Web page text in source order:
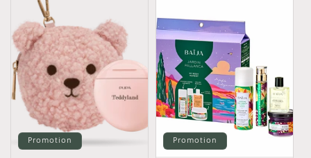
e
c
t
i
o Promotion Promotion